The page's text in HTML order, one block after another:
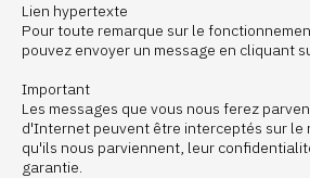
Lien hypertexte
Pour toute remarque sur le
pouvez envoyer un message en cliquant
Important
Les messages que vous nous ferez
d'Internet peuvent être interceptés sur le
qu'ils nous parviennent, leur
garantie.